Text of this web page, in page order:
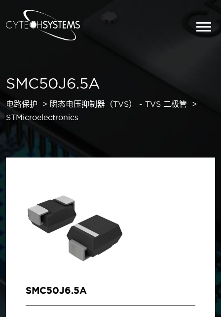
SMC50J6.5A
电路保护
瞬态电压抑制器（TVS） - TVS 二极管
STMicroelectronics
SMC50J6.5A